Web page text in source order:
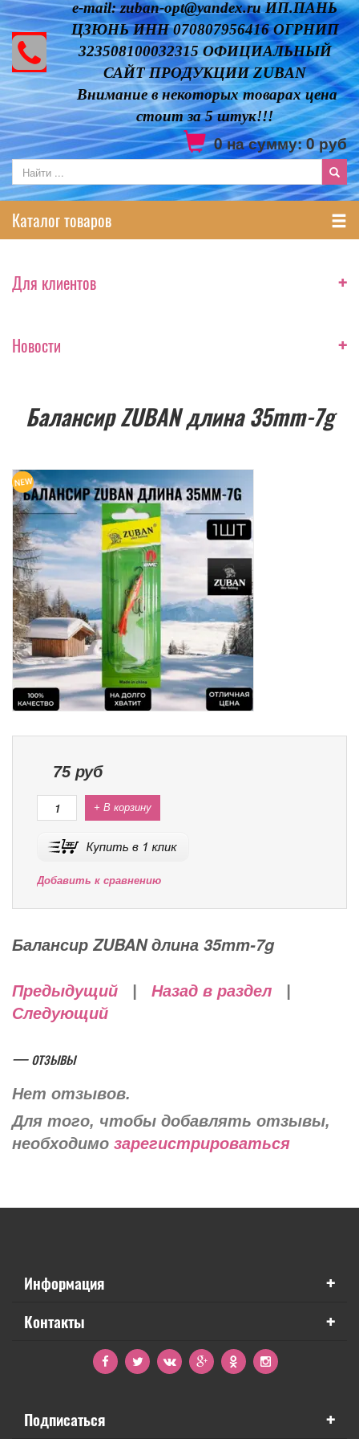
e-mail: zuban-opt@yandex.ru ИП.ПАНЬ
ЦЗЮНЬ ИНН 070807956416 ОГРНИП
323508100032315 ОФИЦИАЛЬНЫЙ
САЙТ ПРОДУКЦИИ ZUBAN
Внимание в некоторых товарах цена
стоит за 5 штук!!!
0на сумму:0руб
Каталог товаров
Для клиентов +
Новости +
Балансир ZUBAN длина 35mm-7g
75руб
+ В корзину
Добавить к сравнению
Балансир ZUBAN длина 35mm-7g
Предыдущий Назад в раздел
Следующий
— отзывы
Нет отзывов.
Для того, чтобы добавлять отзывы,
необходимо зарегистрироваться
Информация +
Контакты +
Подписаться +